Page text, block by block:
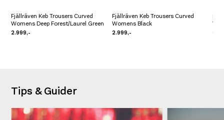
Fjällräven Keb Trousers Curved
Womens Deep Forest/Laurel Green
2.999,-
Fjällräven Keb Trousers Curved
Womens Black
2.999,-
Tips & Guider